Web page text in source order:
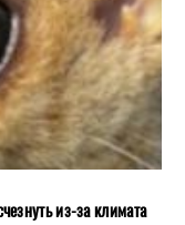
из-за климата